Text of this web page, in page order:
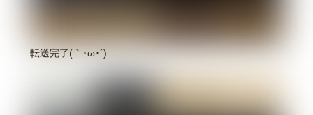
転送完了(｀･ω･´)ゞ